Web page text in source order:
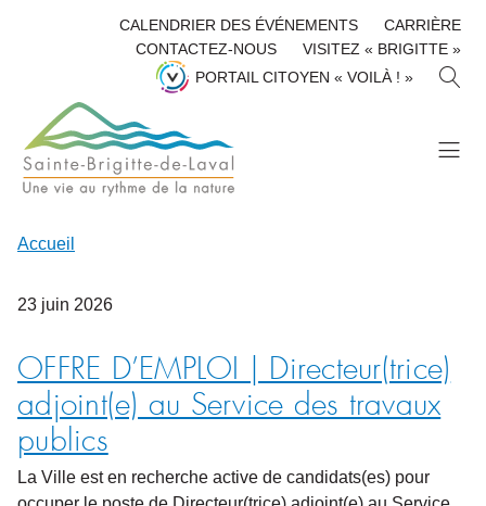
CALENDRIER DES ÉVÉNEMENTS
CARRIÈRE
CONTACTEZ-NOUS
VISITEZ « BRIGITTE »
PORTAIL CITOYEN « VOILÀ ! »
H
Accueil
23 juin 2026
OFFRE D’EMPLOI | Directeur(trice)
adjoint(e) au Service des travaux
publics
La Ville est en recherche active de candidats(es) pour